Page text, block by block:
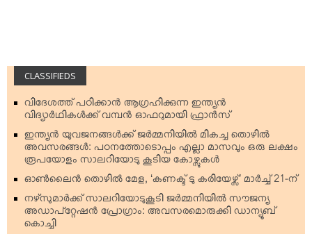
CLASSIFIEDS
വിദേശത്ത് പഠിക്കാന്‍ ആഗ്രഹിക്കുന്ന ഇന്ത്യന്‍
വിദ്യാര്‍ഥികള്‍ക്ക് വമ്പന്‍ ഓഫറുമായി ഫ്രാന്‍സ്
ഇന്ത്യന്‍ യുവജനങ്ങള്‍ക്ക് ജര്‍മ്മനിയില്‍ മികച്ച തൊഴില്‍
അവസരങ്ങള്‍: പഠനത്തോടൊപ്പം എല്ലാ മാസവും ഒരു ലക്ഷം
രൂപയോളം സാലറിയോടു കൂടിയ കോഴ്സുകള്‍
ഓണ്‍ലൈന്‍ തൊഴില്‍ മേള, ‘കണക്ട് ടു കരിയേഴ്സ്’ മാര്‍ച്ച് 21-ന്
നഴ്‌സുമാര്‍ക്ക് സാലറിയോടുകൂടി ജര്‍മ്മനിയില്‍ സൗജന്യ
അഡാപ്റ്റേഷന്‍ പ്രോഗ്രാം: അവസരമൊരുക്കി ഡാന്യൂബ്
കൊച്ചി